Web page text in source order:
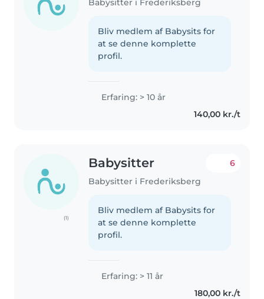
Babysitter i Frederiksberg
Bliv medlem af Babysits for
at se denne komplette
profil.
Erfaring: > 10 år
140,00 kr./t
(1)
Babysitter
Babysitter i Frederiksberg
6
Bliv medlem af Babysits for
at se denne komplette
profil.
Erfaring: > 11 år
180,00 kr./t